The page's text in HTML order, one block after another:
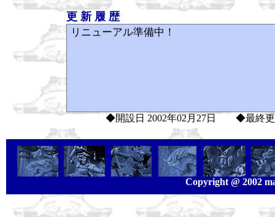
更 新 履 歴
◆開設日 2002年02月27日 ◆最終
Copyright @ 2002